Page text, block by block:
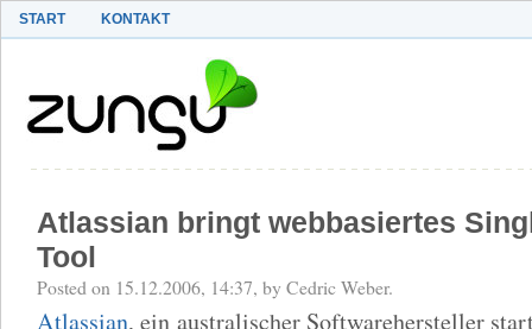
START KONTAKT
Atlassian bringt webbasiertes
Tool
Posted on 15.12.2006, 14:37, by Cedric Weber.
Atlassian, ein australischer Softwarehersteller